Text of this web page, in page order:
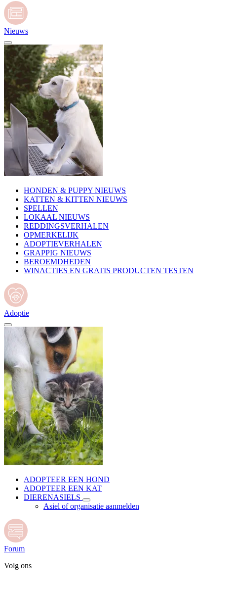
Nieuws
HONDEN & PUPPY NIEUWS
KATTEN & KITTEN NIEUWS
SPELLEN
LOKAAL NIEUWS
REDDINGSVERHALEN
OPMERKELIJK
ADOPTIEVERHALEN
GRAPPIG NIEUWS
BEROEMDHEDEN
WINACTIES EN GRATIS PRODUCTEN TESTEN
Adoptie
ADOPTEER EEN HOND
ADOPTEER EEN KAT
DIERENASIELS
Asiel of organisatie aanmelden
Forum
Volg ons